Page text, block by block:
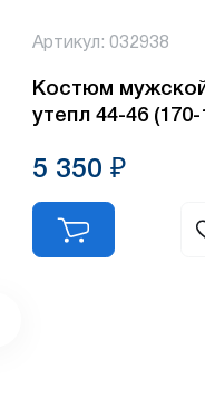
Артикул: 032938
Костюм
утепл 44-46 (170-
5 350 ₽